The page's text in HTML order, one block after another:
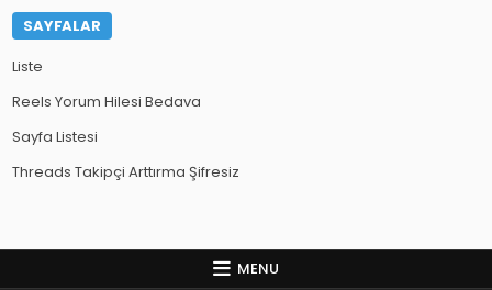
SAYFALAR
Liste
Reels Yorum Hilesi Bedava
Sayfa Listesi
Threads Takipçi Arttırma Şifresiz
MENU